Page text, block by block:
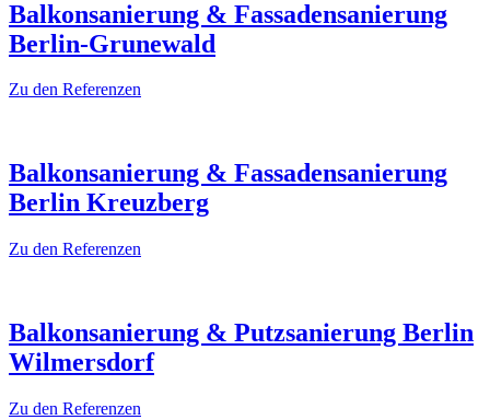
Balkonsanierung & Fassadensanierung
Berlin-Grunewald
Zu den Referenzen
Balkonsanierung & Fassadensanierung
Berlin Kreuzberg
Zu den Referenzen
Balkonsanierung & Putzsanierung Berlin
Wilmersdorf
Zu den Referenzen